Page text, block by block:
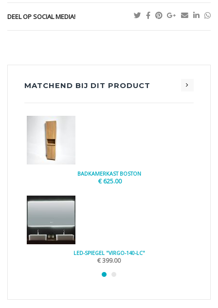
DEEL OP SOCIAL MEDIA!
MATCHEND BIJ DIT PRODUCT
BADKAMERKAST BOSTON
€625.00
LED-SPIEGEL "VIRGO-140-LC"
€399.00